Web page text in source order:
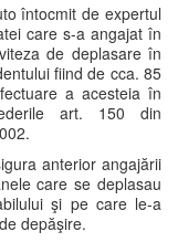
întocmit de expertul
care s-a angajat în
de deplasare în
fiind de cca. 85
a acesteia în
art. 150 din
anterior angajării
care se deplasau
şi pe care le-a
depăşire.